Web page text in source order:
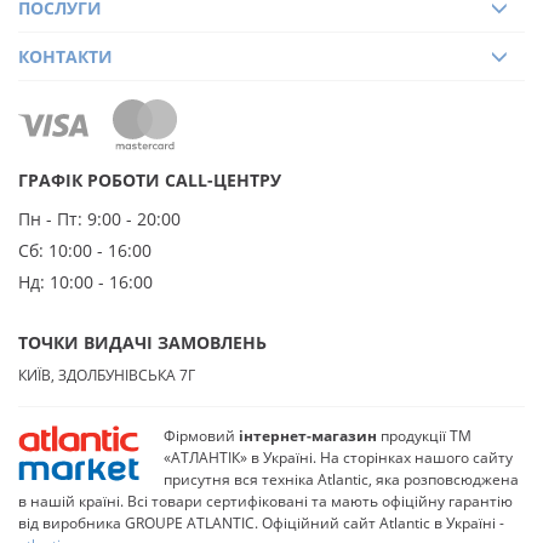
телефоном.
Фірмовий інтернет-магазин продукції ТМ
«АТЛАНТІК» в Україні. На сторінках нашого сайту
присутня вся техніка Atlantic, яка розповсюджена
в нашій країні. Всі товари сертифіковані та мають офіційну гарантію
від виробника GROUPE ATLANTIC. Офіційний сайт Atlantic в Україні -
ПОСЛУГИ
ГРАФІК РОБОТИ CALL-ЦЕНТРУ
Пн - Пт: 9:00 - 20:00
Сб: 10:00 - 16:00
Нд: 10:00 - 16:00
ТОЧКИ ВИДАЧІ ЗАМОВЛЕНЬ
КИЇВ, ЗДОЛБУНІВСЬКА 7Г
КОНТАКТИ